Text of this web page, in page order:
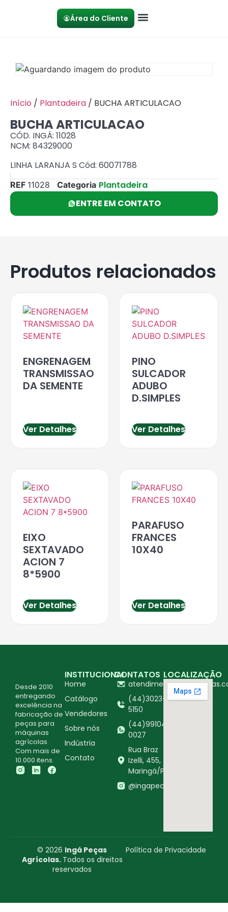
Área do Cliente
Início / Plantadeira / BUCHA ARTICULACAO
BUCHA ARTICULACAO
CÓD. INGÁ: 11028
NCM: 84329000
LINHA LARANJA S Cód: 60071788
REF 11028 Categoria Plantadeira
ENTRE EM CONTATO
Produtos relacionados
ENGRENAGEM
TRANSMISSAO
DA SEMENTE
Ver Detalhes
PINO
SULCADOR
ADUBO
D.SIMPLES
Ver Detalhes
EIXO
SEXTAVADO
ACION 7
8*5900
Ver Detalhes
PARAFUSO
FRANCES
10X40
Ver Detalhes
Desde 2010
entregando
excelência na
fabricação de
peças para
máquinas
agrícolas.
Com mais de
10.000 itens.
INSTITUCIONAL
Home
Catálogo
Vendedores
Sobre nós
Indústria
Contato
CONTATOS
(44)3023-
5150
(44)99104-
0027
Rua Braz
Izelli, 455,
Maringá/PR
@ingapecasagricolas
LOCALIZAÇÃO
© 2026 Ingá Peças
Agrícolas. Todos os direitos
reservados
Política de Privacidade